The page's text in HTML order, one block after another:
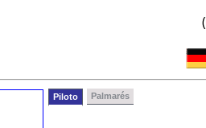
Piloto Palmarés